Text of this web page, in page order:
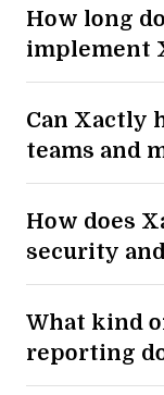
How long
implement
Can Xactly
teams and
How does
security
What kind
reporting